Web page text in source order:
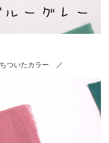
ついたカラー ／